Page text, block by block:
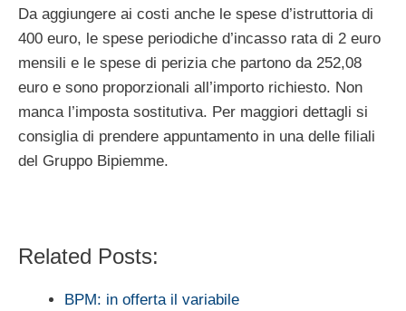
Da aggiungere ai costi anche le spese d’istruttoria di
400 euro, le spese periodiche d’incasso rata di 2 euro
mensili e le spese di perizia che partono da 252,08
euro e sono proporzionali all’importo richiesto. Non
manca l’imposta sostitutiva. Per maggiori dettagli si
consiglia di prendere appuntamento in una delle filiali
del Gruppo Bipiemme.
Related Posts:
BPM: in offerta il variabile